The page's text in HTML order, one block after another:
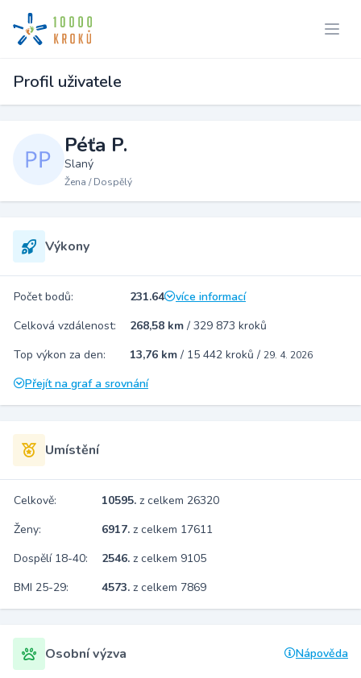
Profil uživatele
Péťa P.
Slaný
Žena / Dospělý
Výkony
Počet bodů: 231.64
více informací
Celková vzdálenost:
268,58 km / 329 873 kroků
Top výkon za den:
13,76 km / 15 442 kroků / 29. 4. 2026
Přejít na graf a srovnání
Umístění
Celkově: 10595. z celkem 26320
Ženy:
6917. z celkem 17611
Dospělí 18-40:
2546. z celkem 9105
BMI 25-29:
4573. z celkem 7869
Osobní výzva Nápověda